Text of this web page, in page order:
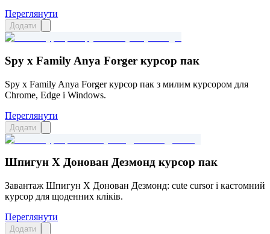
Переглянути
Додати
Spy x Family Anya Forger курсор пак
Spy x Family Anya Forger курсор пак з милим курсором для
Chrome, Edge і Windows.
Переглянути
Додати
Шпигун X Донован Дезмонд курсор пак
Завантаж Шпигун X Донован Дезмонд: cute cursor і кастомний
курсор для щоденних кліків.
Переглянути
Додати